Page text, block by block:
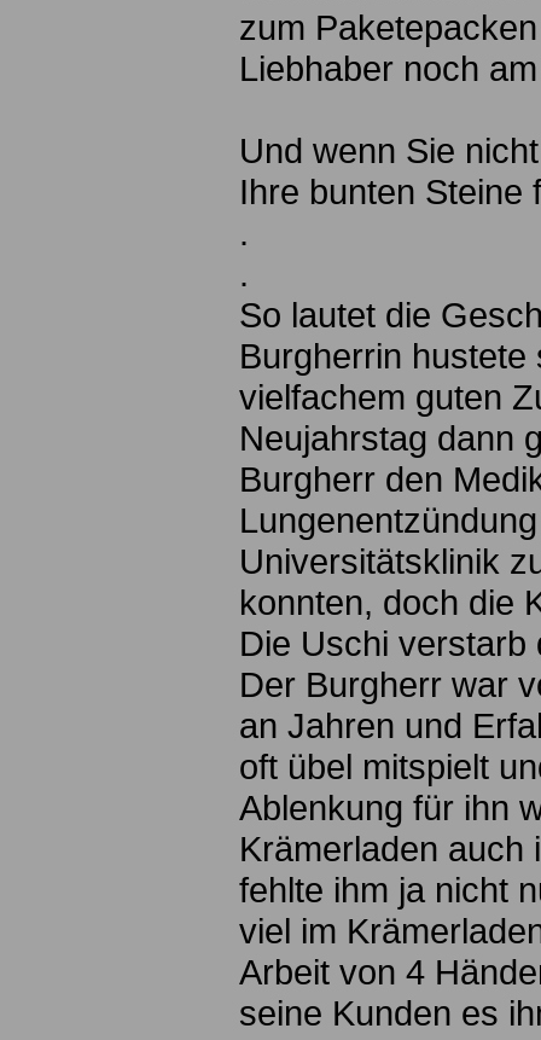
zum
Liebhaber noch
Und wenn Sie
Ihre bunten Steine
.
.
So lautet die
Burgherrin
vielfachem guten
Neujahrstag dann
Burgherr den
Universitätsklinik
konnten, doch die
Die Uschi verstarb
Der Burgherr war
an Jahren und
oft übel mitspielt
Ablenkung für ihn
Krämerladen auch
fehlte ihm ja nicht
viel im
Arbeit von 4
seine Kunden es